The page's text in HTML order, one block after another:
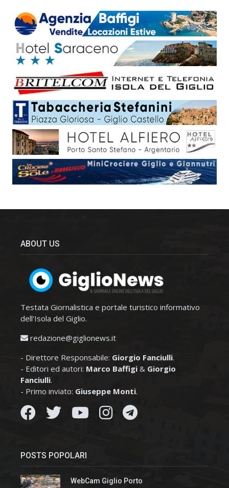
ABOUT US
Testata Giornalistica e portale turistico informativo
dell'Isola del Giglio.
redazione@giglionews.it
- Direttore Responsabile: Giorgio Fanciulli.
- Editori ed autori: Marco Baffigi & Giorgio
Fanciulli.
- Primo inviato: Giuseppe Monti.
POSTS POPOLARI
WebCam Giglio Porto